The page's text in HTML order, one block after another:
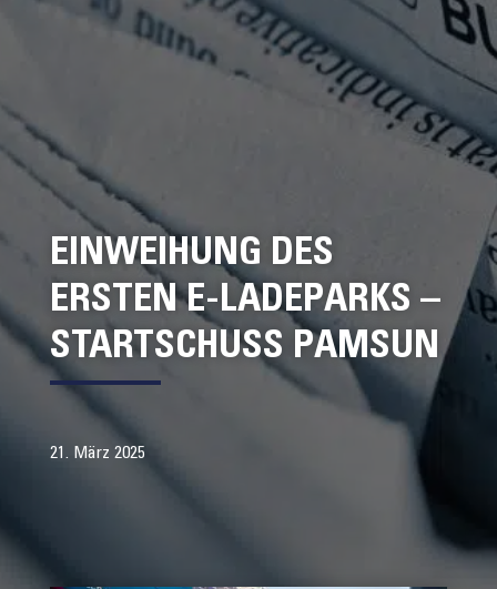
EINWEIHUNG DES
ERSTEN E-LADEPARKS –
STARTSCHUSS PAMSUN
21. März 2025